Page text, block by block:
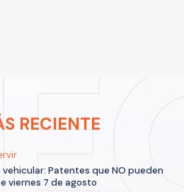
RECIENTE
Patentes que NO pueden
viernes 7 de agosto